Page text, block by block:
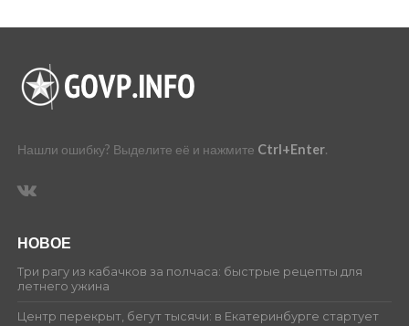
Нашли ошибку? Выделите её и нажмите Ctrl+Enter.
НОВОЕ
Три рагу из кабачков за полчаса: быстрые рецепты для
летнего ужина
Центр перекрыт, бегут тысячи: в Екатеринбурге стартует